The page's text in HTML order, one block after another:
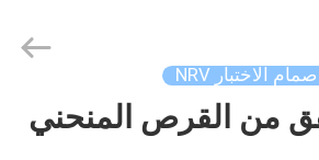
صمام الاختبار NRV
من القرص المنحني